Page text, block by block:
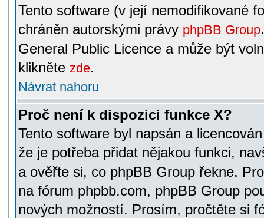
Tento software (v její nemodifikované
chráněn autorskými právy phpBB Group
General Public Licence a může být
klikněte zde.
Návrat nahoru
Proč není k dispozici funkce X?
Tento software byl napsán a
že je potřeba přidat nějakou funkci,
a ověřte si, co phpBB Group řekne.
na fórum phpbb.com, phpBB Group
nových možností. Prosím, pročtěte si